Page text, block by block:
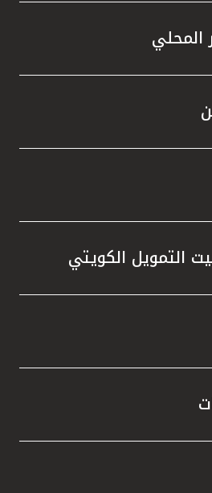
المحلي
التمويل الكويتي